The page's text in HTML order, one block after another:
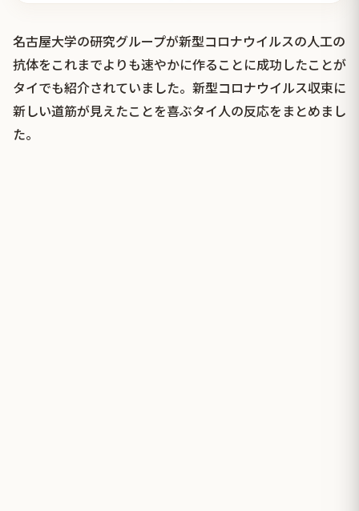
名古屋大学の研究グループが新型コロナウイルスの人工の
抗体をこれまでよりも速やかに作ることに成功したことが
タイでも紹介されていました。新型コロナウイルス収束に
新しい道筋が見えたことを喜ぶタイ人の反応をまとめまし
た。